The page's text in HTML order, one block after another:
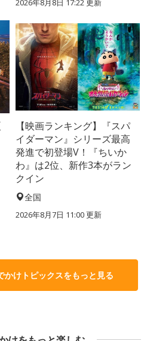
2026年8月8日 17:22更新
【映画ランキング】『スパ
イダーマン』シリーズ最高
発進で初登場V！『ちいか
わ』は2位、新作3本がラン
クイン
全国
2026年8月7日 11:00更新
かけトピックスをもっと見る